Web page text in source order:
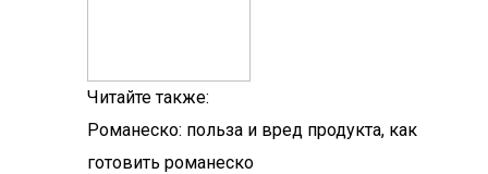
Читайте также:
Романеско: польза и вред продукта, как
готовить романеско